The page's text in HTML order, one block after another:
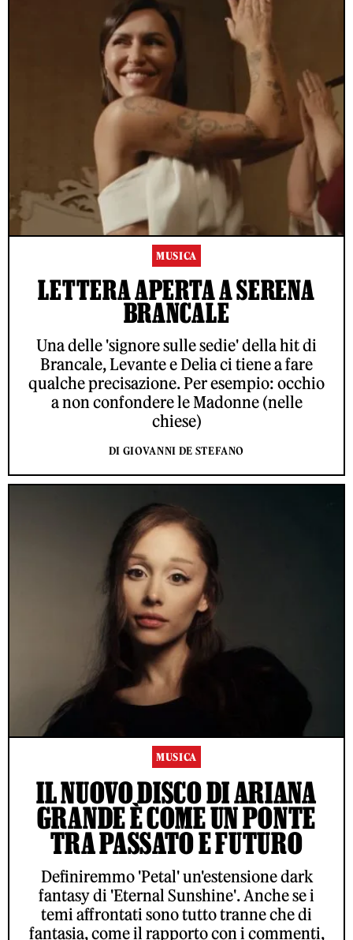
MUSICA
LETTERA APERTA A SERENA
BRANCALE
Una delle 'signore sulle sedie' della hit di
Brancale, Levante e Delia ci tiene a fare
qualche precisazione. Per esempio: occhio
a non confondere le Madonne (nelle
chiese)
DI GIOVANNI DE STEFANO
MUSICA
IL NUOVO DISCO DI ARIANA
GRANDE È COME UN PONTE
TRA PASSATO E FUTURO
Definiremmo 'Petal' un'estensione dark
fantasy di 'Eternal Sunshine'. Anche se i
temi affrontati sono tutto tranne che di
fantasia, come il rapporto con i commenti,